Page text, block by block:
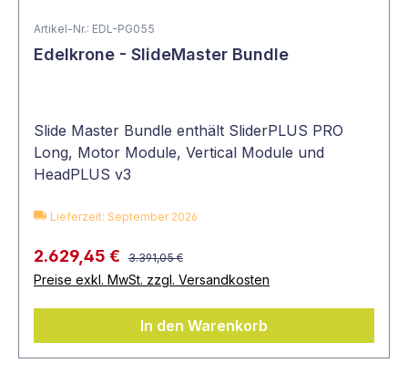
Artikel-Nr.: EDL-PG055
Edelkrone - SlideMaster Bundle
Slide Master Bundle enthält SliderPLUS PRO
Long, Motor Module, Vertical Module und
HeadPLUS v3
Lieferzeit: September 2026
2.629,45 € 3.391,05 €
Preise exkl. MwSt. zzgl. Versandkosten
In den Warenkorb